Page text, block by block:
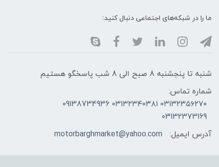
ما را در شبکه‌های اجتماعی دنبال کنید:
شنبه تا پنجشنبه 8 صبح الی 8 شب پاسخگو هستیم
شماره تماس:
۰۳۱۳۲۳۵۶۲۷۰ ۰۳۱۳۲۳۴۰۳۸۱ 09138734936
03132373169
آدرس ایمیل:
motorbarghmarket@yahoo.com